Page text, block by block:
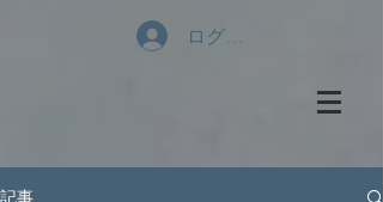
ログイン
記事